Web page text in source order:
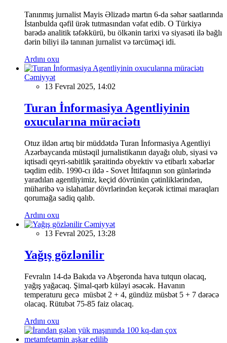
Tanınmış jurnalist Mayis Əlizadə martın 6-da səhər saatlarında
İstanbulda qəfil ürək tutmasından vəfat edib. O Türkiyə
barədə analitik təfəkkürü, bu ölkənin tarixi və siyasəti ilə bağlı
dərin biliyi ilə tanınan jurnalist və tərcüməçi idi.
Ardını oxu
Cəmiyyət
13 Fevral 2025, 14:02
Turan İnformasiya Agentliyinin
oxucularına müraciətı
Otuz ildən artıq bir müddətdə Turan İnformasiya Agentliyi
Azərbaycanda müstəqil jurnalistikanın dayağı olub, siyasi və
iqtisadi qeyri-sabitlik şəraitində obyektiv və etibarlı xəbərlər
təqdim edib. 1990-cı ildə - Sovet İttifaqının son günlərində
yaradılan agentliyimiz, keçid dövrünün çətinliklərindən,
müharibə və islahatlar dövrlərindən keçərək ictimai maraqları
qorumağa sadiq qalıb.
Ardını oxu
Cəmiyyət
13 Fevral 2025, 13:28
Yağış gözlənilir
Fevralın 14-də Bakıda və Abşeronda hava tutqun olacaq,
yağış yağacaq. Şimal-qərb küləyi əsəcək. Havanın
temperaturu gecə müsbət 2 + 4, gündüz müsbət 5 + 7 dərəcə
olacaq. Rütubət 75-85 faiz olacaq.
Ardını oxu